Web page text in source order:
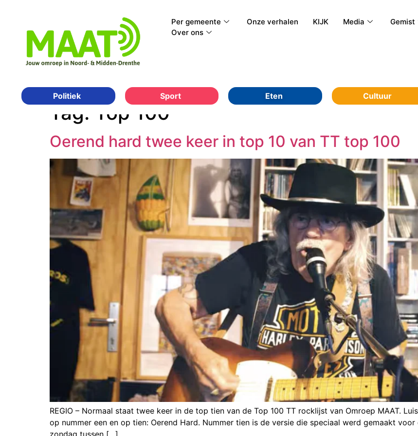
Per gemeente Onze verhalen KIJK Media
Gemist
Over ons
Politiek Sport Eten Cultuur
Tag:Top 100
Oerend hard twee keer in top 10 van TT top 100
REGIO – Normaal staat twee keer in de top tien van de Top 100 TT rocklijst van Omroep MAAT.
op nummer een en op tien: Oerend Hard. Nummer tien is de versie die speciaal werd gemaakt
zondag tussen […]